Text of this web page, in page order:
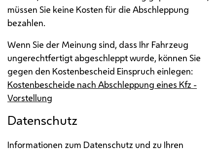
müssen Sie keine Kosten für die Abschleppung
bezahlen.
Wenn Sie der Meinung sind, dass Ihr Fahrzeug
ungerechtfertigt abgeschleppt wurde, können Sie
gegen den Kostenbescheid Einspruch einlegen:
Kostenbescheide nach Abschleppung eines Kfz -
Vorstellung
Datenschutz
Informationen zum Datenschutz und zu Ihren